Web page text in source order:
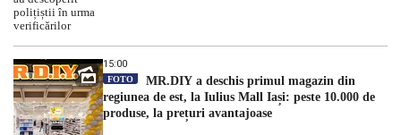
15:00
FOTO
MR.DIY a deschis primul magazin din
regiunea de est, la Iulius Mall Iași: peste 10.000 de
produse, la prețuri avantajoase